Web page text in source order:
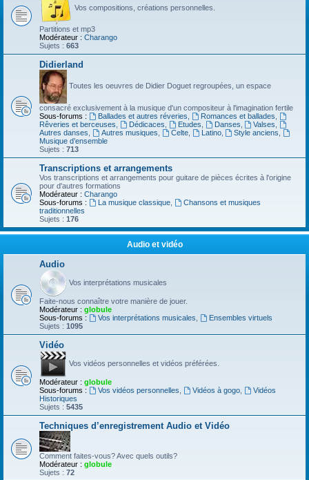
Vos compositions, créations personnelles.
Partitions et mp3
Modérateur : Charango
Sujets : 663
Didierland
Toutes les oeuvres de Didier Doguet regroupées, un espace
consacré exclusivement à la musique d'un compositeur à l'imagination fertile
Sous-forums :
Ballades et autres réveries Romances et ballades
Rêveries et berceuses
Dédicaces Etudes Danses Valses
Autres danses
Autres musiques Celte, Latino, Style anciens
Musique d’ensemble
Sujets : 713
Transcriptions et arrangements
Vos transcriptions et arrangements pour guitare de pièces écrites à l'origine
pour d'autres formations
Modérateur : Charango
Sous-forums :
La musique classique,
Chansons et musiques
traditionnelles
Sujets : 176
Audio et vidéo
Audio
Vos interprétations musicales
Faite-nous connaître votre manière de jouer.
Modérateur : globule
Sous-forums :
Vos interprétations musicales
Ensembles virtuels
Sujets : 1095
Vidéo
Vos vidéos personnelles et vidéos préférées.
Modérateur : globule
Sous-forums :
Vos vidéos personnelles Vidéos à gogo,
Vidéos
Historiques
Sujets : 5435
Techniques d’enregistrement Audio et Vidéo
Comment faites-vous? Avec quels outils?
Modérateur : globule
Sujets : 72